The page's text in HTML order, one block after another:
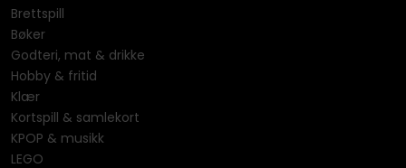
Brettspill
Bøker
Godteri, mat & drikke
Hobby & fritid
Klær
Kortspill & samlekort
KPOP & musikk
LEGO